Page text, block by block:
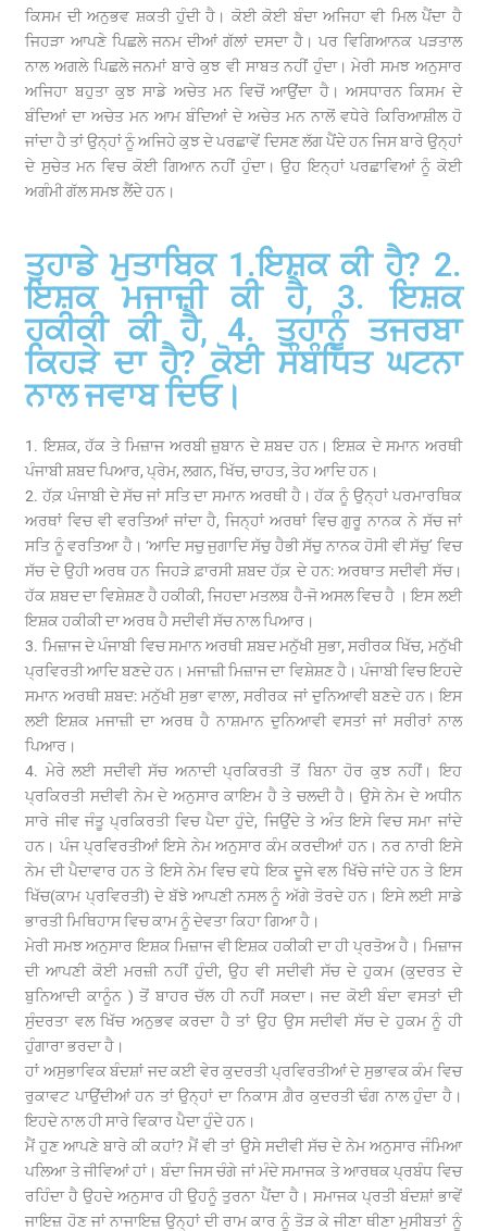
ਕਿਸਮ ਦੀ ਅਨੁਭਵ ਸ਼ਕਤੀ ਹੁੰਦੀ ਹੈ। ਕੋਈ ਕੋਈ ਬੰਦਾ ਅਜਿਹਾ ਵੀ ਮਿਲ ਪੈਂਦਾ ਹੈ
ਜਿਹੜਾ ਆਪਣੇ ਪਿਛਲੇ ਜਨਮ ਦੀਆਂ ਗੱਲਾਂ ਦਸਦਾ ਹੈ। ਪਰ ਵਿਗਿਆਨਕ ਪੜਤਾਲ
ਨਾਲ ਅਗਲੇ ਪਿਛਲੇ ਜਨਮਾਂ ਬਾਰੇ ਕੁਝ ਵੀ ਸਾਬਤ ਨਹੀਂ ਹੁੰਦਾ। ਮੇਰੀ ਸਮਝ ਅਨੁਸਾਰ
ਅਜਿਹਾ ਬਹੁਤਾ ਕੁਝ ਸਾਡੇ ਅਚੇਤ ਮਨ ਵਿਚੋਂ ਆਉਂਦਾ ਹੈ। ਅਸਧਾਰਨ ਕਿਸਮ ਦੇ
ਬੰਦਿਆਂ ਦਾ ਅਚੇਤ ਮਨ ਆਮ ਬੰਦਿਆਂ ਦੇ ਅਚੇਤ ਮਨ ਨਾਲੋਂ ਵਧੇਰੇ ਕਿਰਿਆਸ਼ੀਲ ਹੋ
ਜਾਂਦਾ ਹੈ ਤਾਂ ਉਨ੍ਹਾਂ ਨੂੰ ਅਜਿਹੇ ਕੁਝ ਦੇ ਪਰਛਾਵੇਂ ਦਿਸਣ ਲੱਗ ਪੈਂਦੇ ਹਨ ਜਿਸ ਬਾਰੇ ਉਨ੍ਹਾਂ
ਦੇ ਸੁਚੇਤ ਮਨ ਵਿਚ ਕੋਈ ਗਿਆਨ ਨਹੀਂ ਹੁੰਦਾ। ਉਹ ਇਨ੍ਹਾਂ ਪਰਛਾਵਿਆਂ ਨੂੰ ਕੋਈ
ਅਗੰਮੀ ਗੱਲ ਸਮਝ ਲੈਂਦੇ ਹਨ।
ਤੁਹਾਡੇ ਮੁਤਾਬਿਕ 1.ਇਸ਼ਕ ਕੀ ਹੈ? 2.
ਇਸ਼ਕ ਮਜਾਜ਼ੀ ਕੀ ਹੈ, 3. ਇਸ਼ਕ
ਹਕੀਕੀ ਕੀ ਹੈ, 4. ਤੁਹਾਨੂੰ ਤਜਰਬਾ
ਕਿਹੜੇ ਦਾ ਹੈ? ਕੋਈ ਸੰਬੰਧਿਤ ਘਟਨਾ
ਨਾਲ ਜਵਾਬ ਦਿਓ।
1. ਇਸ਼ਕ, ਹੱਕ ਤੇ ਮਿਜ਼ਾਜ ਅਰਬੀ ਜ਼ੁਬਾਨ ਦੇ ਸ਼ਬਦ ਹਨ। ਇਸ਼ਕ ਦੇ ਸਮਾਨ ਅਰਥੀ
ਪੰਜਾਬੀ ਸ਼ਬਦ ਪਿਆਰ, ਪ੍ਰੇਮ, ਲਗਨ, ਖਿੱਚ, ਚਾਹਤ, ਤੇਹ ਆਦਿ ਹਨ।
2. ਹੱਕ਼ ਪੰਜਾਬੀ ਦੇ ਸੱਚ ਜਾਂ ਸਤਿ ਦਾ ਸਮਾਨ ਅਰਥੀ ਹੈ। ਹੱਕ ਨੂੰ ਉਨ੍ਹਾਂ ਪਰਮਾਰਥਿਕ
ਅਰਥਾਂ ਵਿਚ ਵੀ ਵਰਤਿਆਂ ਜਾਂਦਾ ਹੈ, ਜਿਨ੍ਹਾਂ ਅਰਥਾਂ ਵਿਚ ਗੁਰੂ ਨਾਨਕ ਨੇ ਸੱਚ ਜਾਂ
ਸਤਿ ਨੂੰ ਵਰਤਿਆ ਹੈ। ‘ਆਦਿ ਸਚੁ ਜੁਗਾਦਿ ਸੱਚੁ ਹੈਭੀ ਸੱਚੁ ਨਾਨਕ ਹੋਸੀ ਵੀ ਸੱਚੁ’ ਵਿਚ
ਸੱਚ ਦੇ ਉਹੀ ਅਰਥ ਹਨ ਜਿਹੜੇ ਫ਼ਾਰਸੀ ਸ਼ਬਦ ਹੱਕ਼ ਦੇ ਹਨ: ਅਰਥਾਤ ਸਦੀਵੀ ਸੱਚ।
ਹੱਕ ਸ਼ਬਦ ਦਾ ਵਿਸ਼ੇਸ਼ਣ ਹੈ ਹਕੀਕੀ, ਜਿਹਦਾ ਮਤਲਬ ਹੈ-ਜੋ ਅਸਲ ਵਿਚ ਹੈ । ਇਸ ਲਈ
ਇਸ਼ਕ ਹਕੀਕੀ ਦਾ ਅਰਥ ਹੈ ਸਦੀਵੀ ਸੱਚ ਨਾਲ ਪਿਆਰ।
3. ਮਿਜ਼ਾਜ ਦੇ ਪੰਜਾਬੀ ਵਿਚ ਸਮਾਨ ਅਰਥੀ ਸ਼ਬਦ ਮਨੁੱਖੀ ਸੁਭਾ, ਸਰੀਰਕ ਖਿੱਚ, ਮਨੁੱਖੀ
ਪ੍ਰਵਿਰਤੀ ਆਦਿ ਬਣਦੇ ਹਨ। ਮਜਾਜ਼ੀ ਮਿਜ਼ਾਜ ਦਾ ਵਿਸ਼ੇਸ਼ਣ ਹੈ। ਪੰਜਾਬੀ ਵਿਚ ਇਹਦੇ
ਸਮਾਨ ਅਰਥੀ ਸ਼ਬਦ: ਮਨੁੱਖੀ ਸੁਭਾ ਵਾਲਾ, ਸਰੀਰਕ ਜਾਂ ਦੁਨਿਆਵੀ ਬਣਦੇ ਹਨ। ਇਸ
ਲਈ ਇਸ਼ਕ ਮਜਾਜ਼ੀ ਦਾ ਅਰਥ ਹੈ ਨਾਸ਼ਮਾਨ ਦੁਨਿਆਵੀ ਵਸਤਾਂ ਜਾਂ ਸਰੀਰਾਂ ਨਾਲ
ਪਿਆਰ।
4. ਮੇਰੇ ਲਈ ਸਦੀਵੀ ਸੱਚ ਅਨਾਦੀ ਪ੍ਰਕਿਰਤੀ ਤੋਂ ਬਿਨਾ ਹੋਰ ਕੁਝ ਨਹੀਂ। ਇਹ
ਪ੍ਰਕਿਰਤੀ ਸਦੀਵੀ ਨੇਮ ਦੇ ਅਨੁਸਾਰ ਕਾਇਮ ਹੈ ਤੇ ਚਲਦੀ ਹੈ। ਉਸੇ ਨੇਮ ਦੇ ਅਧੀਨ
ਸਾਰੇ ਜੀਵ ਜੰਤੂ ਪ੍ਰਕਿਰਤੀ ਵਿਚ ਪੈਦਾ ਹੁੰਦੇ, ਜਿਉਂਦੇ ਤੇ ਅੰਤ ਇਸੇ ਵਿਚ ਸਮਾ ਜਾਂਦੇ
ਹਨ। ਪੰਜ ਪ੍ਰਵਿਰਤੀਆਂ ਇਸੇ ਨੇਮ ਅਨੁਸਾਰ ਕੰਮ ਕਰਦੀਆਂ ਹਨ। ਨਰ ਨਾਰੀ ਇਸੇ
ਨੇਮ ਦੀ ਪੈਦਾਵਾਰ ਹਨ ਤੇ ਇਸੇ ਨੇਮ ਵਿਚ ਵਧੇ ਇਕ ਦੂਜੇ ਵਲ ਖਿੱਚੇ ਜਾਂਦੇ ਹਨ ਤੇ ਇਸ
ਖਿੱਚ(ਕਾਮ ਪ੍ਰਵਿਰਤੀ) ਦੇ ਬੱਝੇ ਆਪਣੀ ਨਸਲ ਨੂੰ ਅੱਗੇ ਤੋਰਦੇ ਹਨ। ਇਸੇ ਲਈ ਸਾਡੇ
ਭਾਰਤੀ ਮਿਥਿਹਾਸ ਵਿਚ ਕਾਮ ਨੂੰ ਦੇਵਤਾ ਕਿਹਾ ਗਿਆ ਹੈ।
ਮੇਰੀ ਸਮਝ ਅਨੁਸਾਰ ਇਸ਼ਕ ਮਿਜ਼ਾਜ ਵੀ ਇਸ਼ਕ ਹਕੀਕੀ ਦਾ ਹੀ ਪ੍ਰਤੋਅ ਹੈ। ਮਿਜ਼ਾਜ
ਦੀ ਆਪਣੀ ਕੋਈ ਮਰਜ਼ੀ ਨਹੀਂ ਹੁੰਦੀ, ਉਹ ਵੀ ਸਦੀਵੀ ਸੱਚ ਦੇ ਹੁਕਮ (ਕੁਦਰਤ ਦੇ
ਬੁਨਿਆਦੀ ਕਾਨੂੰਨ ) ਤੋਂ ਬਾਹਰ ਚੱਲ ਹੀ ਨਹੀਂ ਸਕਦਾ। ਜਦ ਕੋਈ ਬੰਦਾ ਵਸਤਾਂ ਦੀ
ਸੁੰਦਰਤਾ ਵਲ ਖਿੱਚ ਅਨੁਭਵ ਕਰਦਾ ਹੈ ਤਾਂ ਉਹ ਉਸ ਸਦੀਵੀ ਸੱਚ ਦੇ ਹੁਕਮ ਨੂੰ ਹੀ
ਹੁੰਗਾਰਾ ਭਰਦਾ ਹੈ।
ਹਾਂ ਅਸੁਭਾਵਿਕ ਬੰਦਸ਼ਾਂ ਜਦ ਕਈ ਵੇਰ ਕੁਦਰਤੀ ਪ੍ਰਵਿਰਤੀਆਂ ਦੇ ਸੁਭਾਵਕ ਕੰਮ ਵਿਚ
ਰੁਕਾਵਟ ਪਾਉਂਦੀਆਂ ਹਨ ਤਾਂ ਉਨ੍ਹਾਂ ਦਾ ਨਿਕਾਸ ਗ਼ੈਰ ਕੁਦਰਤੀ ਢੰਗ ਨਾਲ ਹੁੰਦਾ ਹੈ।
ਇਹਦੇ ਨਾਲ ਹੀ ਸਾਰੇ ਵਿਕਾਰ ਪੈਦਾ ਹੁੰਦੇ ਹਨ।
ਮੈਂ ਹੁਣ ਆਪਣੇ ਬਾਰੇ ਕੀ ਕਹਾਂ? ਮੈਂ ਵੀ ਤਾਂ ਉਸੇ ਸਦੀਵੀ ਸੱਚ ਦੇ ਨੇਮ ਅਨੁਸਾਰ ਜੰਮਿਆ
ਪਲਿਆ ਤੇ ਜੀਵਿਆਂ ਹਾਂ। ਬੰਦਾ ਜਿਸ ਚੰਗੇ ਜਾਂ ਮੰਦੇ ਸਮਾਜਕ ਤੇ ਆਰਥਕ ਪ੍ਰਬੰਧ ਵਿਚ
ਰਹਿੰਦਾ ਹੈ ਉਹਦੇ ਅਨੁਸਾਰ ਹੀ ਉਹਨੂੰ ਤੁਰਨਾ ਪੈਂਦਾ ਹੈ। ਸਮਾਜਕ ਪ੍ਰਤੀ ਬੰਦਸ਼ਾਂ ਭਾਵੇਂ
ਜਾਇਜ਼ ਹੋਣ ਜਾਂ ਨਾਜਾਇਜ਼ ਉਨ੍ਹਾਂ ਦੀ ਰਾਮ ਕਾਰ ਨੂੰ ਤੋੜ ਕੇ ਜੀਣਾ ਥੀਣਾ ਮੁਸੀਬਤਾਂ ਨੂੰ